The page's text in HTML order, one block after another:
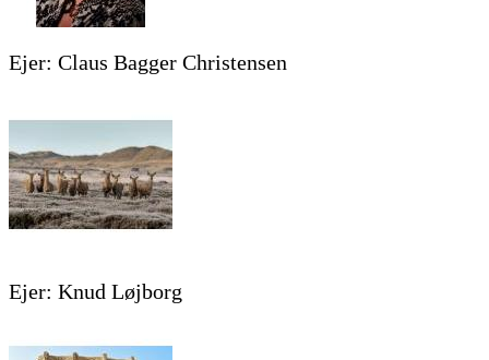
Ejer: Claus Bagger Christensen
Ejer: Knud Løjborg